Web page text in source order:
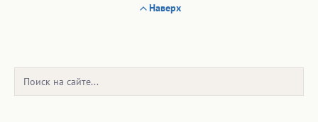
Наверх
Поиск: